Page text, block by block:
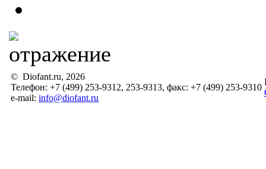
© Diofant.ru, 2026
Телефон: +7 (499) 253-9312, 253-9313, факс: +7 (499) 253-9310
e-mail: info@diofant.ru